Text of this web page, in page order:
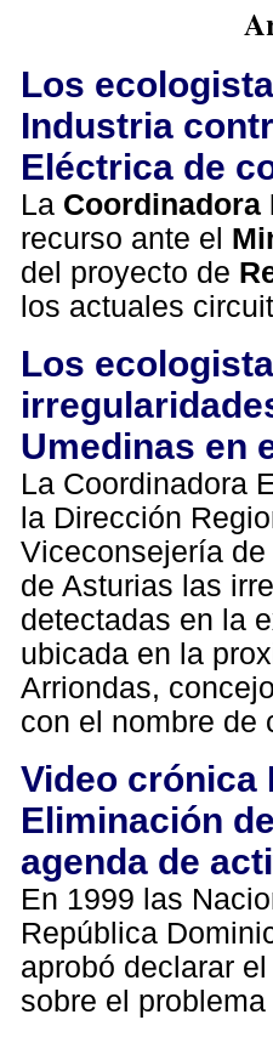
Los
Industria
Eléctrica de
La Coordinadora
recurso ante el
del proyecto de
los actuales
Los
Umedinas en
La Coordinadora
la Dirección
Viceconsejería
de Asturias las
detectadas en la
ubicada en la
Arriondas,
con el nombre de
Video crónica
Eliminación
agenda de
En 1999 las
República
aprobó declarar
sobre el